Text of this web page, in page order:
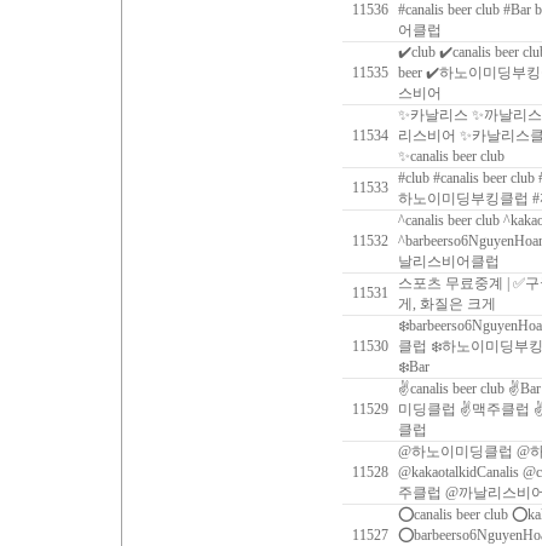
11536
#‍canalis beer club
어클럽
11535
✔️club ✔️canalis beer
beer ✔️하노이미딩부
스비어
11534
✨카날리스 ✨까날리
리스비어 ✨카날리스클
✨canalis beer club
11533
#club #canalis beer club
하노이미딩부킹클럽
11532
^canalis beer club
날리스비어클럽
11531
스포츠 무료중계 | ✅
게, 화질은 크게
11530
클럽 ❄️하노이미딩부
❄️Bar
11529
✌canalis beer club
미딩클럽 ✌맥주클럽
클럽
11528
@하노이미딩클럽 @
@kakaotalkidCanalis
주클럽 @까날리스비
11527
⭕️canalis beer club